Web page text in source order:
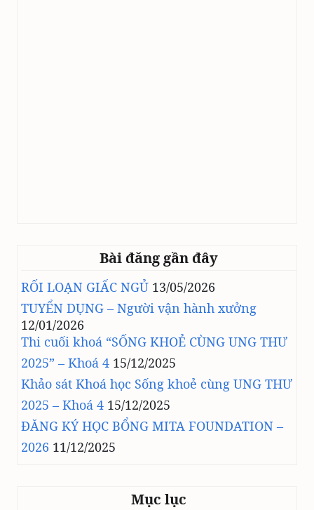
Bài đăng gần đây
RỐI LOẠN GIẤC NGỦ 13/05/2026
TUYỂN DỤNG – Người vận hành xưởng
12/01/2026
Thi cuối khoá “SỐNG KHOẺ CÙNG UNG THƯ
2025” – Khoá 4 15/12/2025
Khảo sát Khoá học Sống khoẻ cùng UNG THƯ
2025 – Khoá 4 15/12/2025
ĐĂNG KÝ HỌC BỔNG MITA FOUNDATION –
2026 11/12/2025
Mục lục